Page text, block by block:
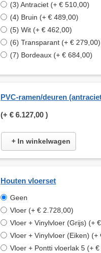
(3) Antraciet (+ € 510,00)
(4) Bruin (+ € 489,00)
(5) Wit (+ € 462,00)
(6) Transparant (+ € 279,00)
(7) Bordeaux (+ € 684,00)
PVC-ramen/deuren
(+ € 6.127,00 )
+ In winkelwagen
Houten vloerset
Geen
Vloer (+ € 2.728,00)
Vloer + Vinylvloer (Grijs) (+
Vloer + Vinylvloer (Eiken) (+
Vloer + Pontti vloerlak 5 (+